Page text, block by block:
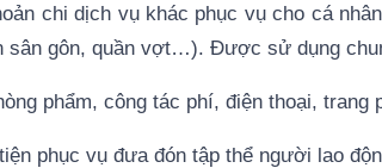
chi dịch vụ khác phục vụ cho cá
sân gôn, quần vợt…). Được sử dụng
phẩm, công tác phí, điện thoại, trang
phục vụ đưa đón tập thể người lao